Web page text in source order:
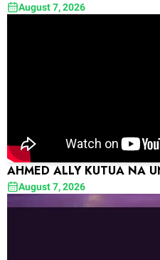
August 7, 2026
AHMED ALLY KUTUA NA
August 7, 2026